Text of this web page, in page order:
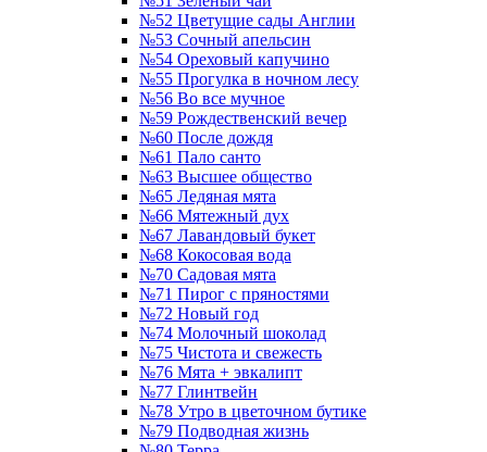
№52 Цветущие сады Англии
№53 Сочный апельсин
№54 Ореховый капучино
№55 Прогулка в ночном лесу
№56 Во все мучное
№59 Рождественский вечер
№60 После дождя
№61 Пало санто
№63 Высшее общество
№65 Ледяная мята
№66 Мятежный дух
№67 Лавандовый букет
№68 Кокосовая вода
№70 Садовая мята
№71 Пирог с пряностями
№72 Новый год
№74 Молочный шоколад
№75 Чистота и свежесть
№76 Мята + эвкалипт
№77 Глинтвейн
№78 Утро в цветочном бутике
№79 Подводная жизнь